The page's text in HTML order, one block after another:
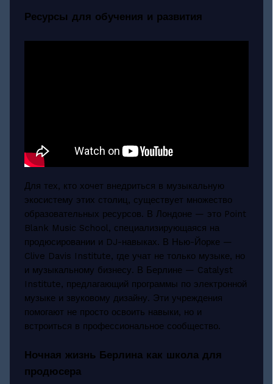
Ресурсы для обучения и развития
Для тех, кто хочет внедриться в музыкальную
экосистему этих столиц, существует множество
образовательных ресурсов. В Лондоне — это Point
Blank Music School, специализирующаяся на
продюсировании и DJ-навыках. В Нью-Йорке —
Clive Davis Institute, где учат не только музыке, но
и музыкальному бизнесу. В Берлине — Catalyst
Institute, предлагающий программы по электронной
музыке и звуковому дизайну. Эти учреждения
помогают не просто освоить навыки, но и
встроиться в профессиональное сообщество.
Ночная жизнь Берлина как школа для
продюсера